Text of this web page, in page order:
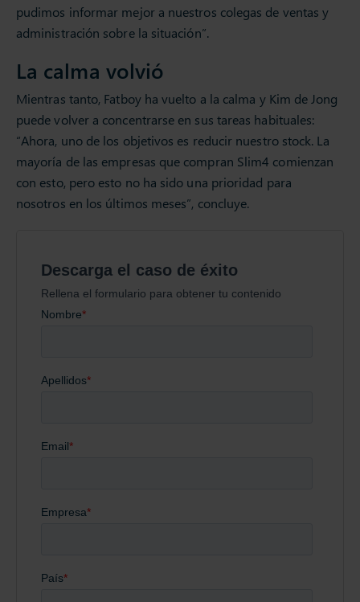
pudimos informar mejor a nuestros colegas de ventas y
administración sobre la situación”.
La calma volvió
Mientras tanto, Fatboy ha vuelto a la calma y Kim de Jong
puede volver a concentrarse en sus tareas habituales:
“Ahora, uno de los objetivos es reducir nuestro stock. La
mayoría de las empresas que compran Slim4 comienzan
con esto, pero esto no ha sido una prioridad para
nosotros en los últimos meses”, concluye.